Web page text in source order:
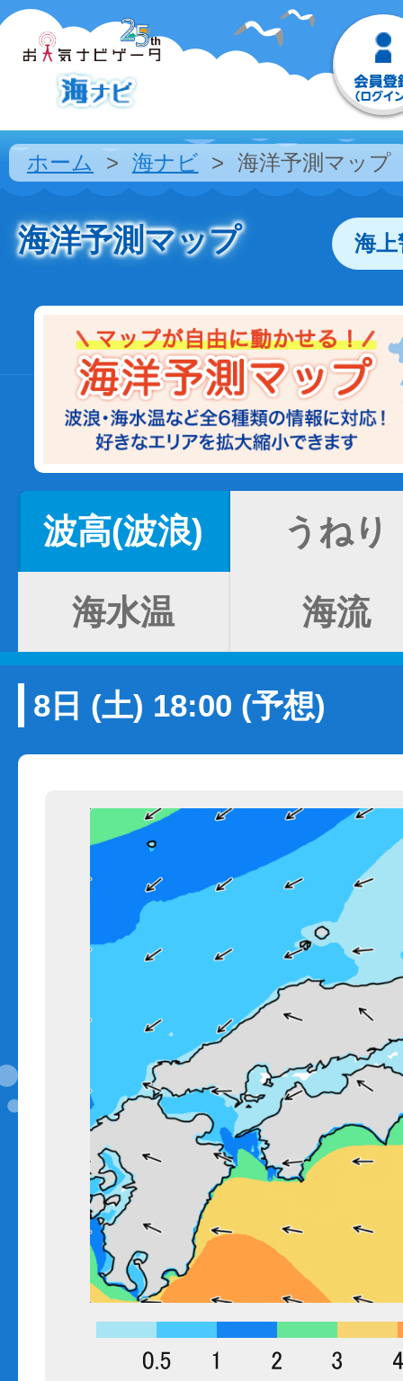
ホーム 海ナビ 海洋予測マップ
海洋予測マップ 海
波高(波浪) うねり
海水温 海流
8日 (土) 18:00 (予想)